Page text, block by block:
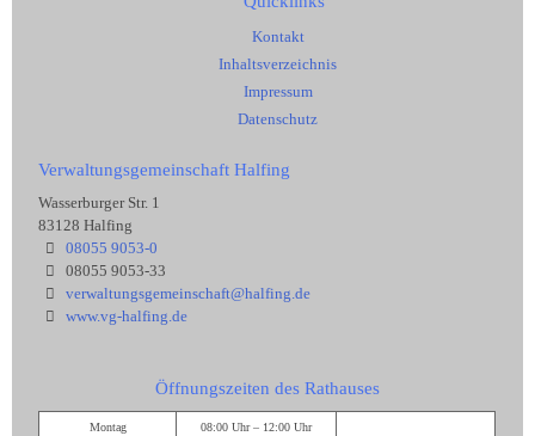
Kontakt
Inhaltsverzeichnis
Impressum
Datenschutz
Verwaltungsgemeinschaft Halfing
Wasserburger Str. 1
83128 Halfing
08055 9053-0
08055 9053-33
verwaltungsgemeinschaft@halfing.de
www.vg-halfing.de
Öffnungszeiten des Rathauses
Montag 08:00 Uhr – 12:00 Uhr